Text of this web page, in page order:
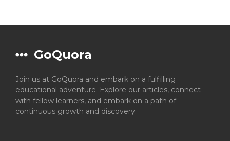
GoQuora
Join us at GoQuora and embark on a fulfilling
educational adventure. Explore our articles, connect
with fellow learners, and embark on a path of
continuous growth and discovery.